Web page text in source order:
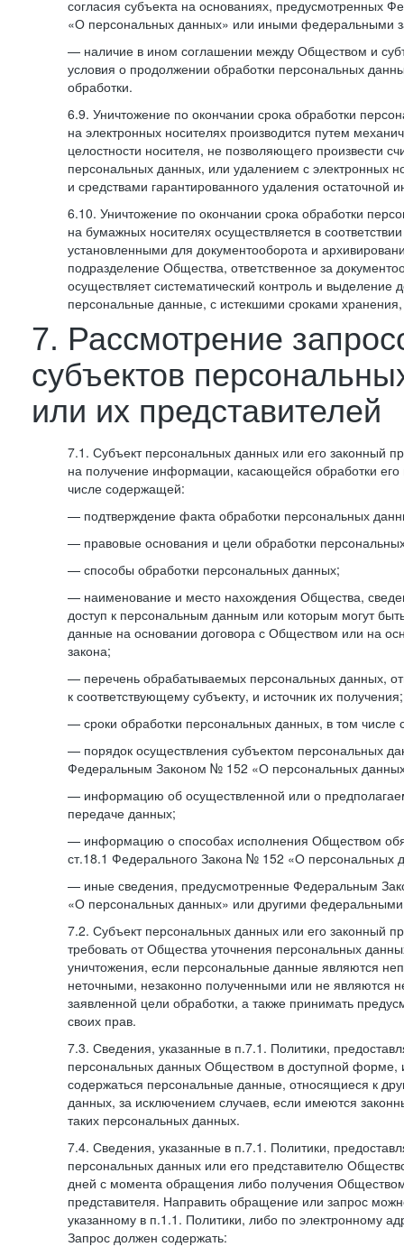
согласия субъекта на основаниях, предусмотренных
«О персональных данных» или иными федеральными
— наличие в ином соглашении между Обществом и
условия о продолжении обработки персональных
обработки.
6.9. Уничтожение по окончании срока обработки
на электронных носителях производится путем
целостности носителя, не позволяющего произвести
персональных данных, или удалением с электронных
и средствами гарантированного удаления остаточной
6.10. Уничтожение по окончании срока обработки
на бумажных носителях осуществляется в
установленными для документооборота и
подразделение Общества, ответственное за
осуществляет систематический контроль и выделение
персональные данные, с истекшими сроками
7. Рассмотрение
субъектов
или их представителей
7.1. Субъект персональных данных или его законный
на получение информации, касающейся обработки
числе содержащей:
— подтверждение факта обработки персональных
— правовые основания и цели обработки
— способы обработки персональных данных;
— наименование и место нахождения Общества,
доступ к персональным данным или которым могут
данные на основании договора с Обществом или на
закона;
— перечень обрабатываемых персональных данных,
к соответствующему субъекту, и источник их получения;
— сроки обработки персональных данных, в том числе
— порядок осуществления субъектом персональных
Федеральным Законом № 152 «О персональных
— информацию об осуществленной или о
передаче данных;
— информацию о способах исполнения Обществом
ст.18.1 Федерального Закона № 152 «О персональных
— иные сведения, предусмотренные Федеральным
«О персональных данных» или другими
7.2. Субъект персональных данных или его законный
требовать от Общества уточнения персональных
уничтожения, если персональные данные являются
неточными, незаконно полученными или не являются
заявленной цели обработки, а также принимать
своих прав.
7.3. Сведения, указанные в п.7.1. Политики,
персональных данных Обществом в доступной форме,
содержаться персональные данные, относящиеся к
данных, за исключением случаев, если имеются
таких персональных данных.
7.4. Сведения, указанные в п.7.1. Политики,
персональных данных или его представителю
дней с момента обращения либо получения
представителя. Направить обращение или запрос
указанному в п.1.1. Политики, либо по электронному
Запрос должен содержать: